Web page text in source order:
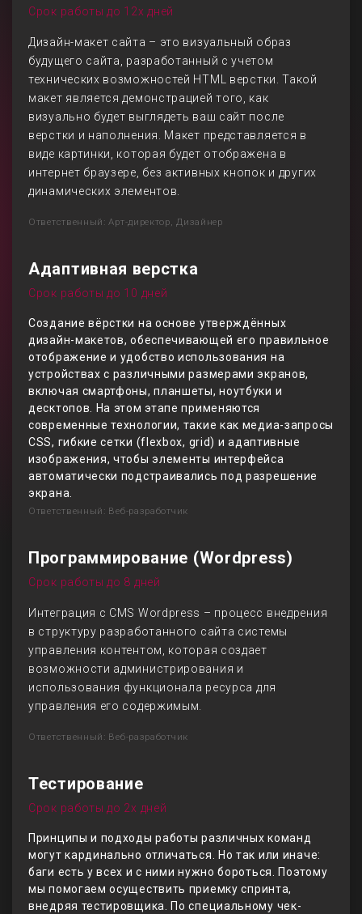
Срок работы до 12х дней
Дизайн-макет сайта – это визуальный образ
будущего сайта, разработанный с учетом
технических возможностей HTML верстки. Такой
макет является демонстрацией того, как
визуально будет выглядеть ваш сайт после
верстки и наполнения. Макет представляется в
виде картинки, которая будет отображена в
интернет браузере, без активных кнопок и других
динамических элементов.
Ответственный: Арт-директор, Дизайнер
Адаптивная верстка
Срок работы до 10 дней
Создание вёрстки на основе утверждённых
дизайн-макетов, обеспечивающей его правильное
отображение и удобство использования на
устройствах с различными размерами экранов,
включая смартфоны, планшеты, ноутбуки и
десктопов. На этом этапе применяются
современные технологии, такие как медиа-запросы
CSS, гибкие сетки (flexbox, grid) и адаптивные
изображения, чтобы элементы интерфейса
автоматически подстраивались под разрешение
экрана.
Ответственный: Веб-разработчик
Программирование (Wordpress)
Срок работы до 8 дней
Интеграция с CMS Wordpress – процесс внедрения
в структуру разработанного сайта системы
управления контентом, которая создает
возможности администрирования и
использования функционала ресурса для
управления его содержимым.
Ответственный: Веб-разработчик
Тестирование
Срок работы до 2х дней
Принципы и подходы работы различных команд
могут кардинально отличаться. Но так или иначе:
баги есть у всех и с ними нужно бороться. Поэтому
мы помогаем осуществить приемку спринта,
внедряя тестировщика. По специальному чек-